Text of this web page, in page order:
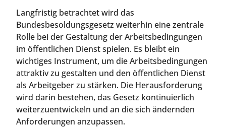
Langfristig betrachtet wird das
Bundesbesoldungsgesetz weiterhin eine zentrale
Rolle bei der Gestaltung der Arbeitsbedingungen
im öffentlichen Dienst spielen. Es bleibt ein
wichtiges Instrument, um die Arbeitsbedingungen
attraktiv zu gestalten und den öffentlichen Dienst
als Arbeitgeber zu stärken. Die Herausforderung
wird darin bestehen, das Gesetz kontinuierlich
weiterzuentwickeln und an die sich ändernden
Anforderungen anzupassen.